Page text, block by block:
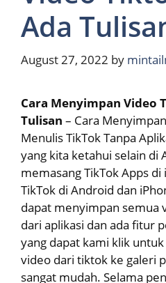
Ada
August 27, 2022 by
Cara Menyimpan Video
Tulisan – Cara
Menulis TikTok Tanpa
yang kita ketahui selain di
memasang TikTok Apps
TikTok di Android dan
dapat menyimpan semua
dari aplikasi dan ada fitur
yang dapat kami klik
video dari tiktok ke galeri
sangat mudah. Selama